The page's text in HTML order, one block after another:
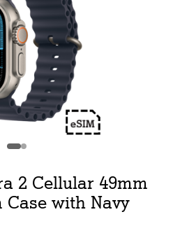
2 Cellular 49mm
with Navy